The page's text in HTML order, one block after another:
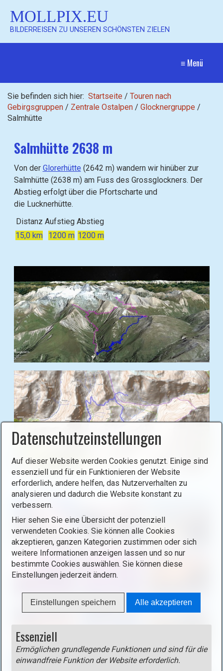
MOLLPIX.EU
BILDERREISEN ZU UNSEREN SCHÖNSTEN ZIELEN
≡ Menü
Sie befinden sich hier: Startseite / Touren nach
Gebirgsgruppen / Zentrale Ostalpen / Glocknergruppe /
Salmhütte
Salmhütte 2638 m
Von der Glorerhütte (2642 m) wandern wir hinüber zur
Salmhütte (2638 m) am Fuss des Grossglockners. Der
Abstieg erfolgt über die Pfortscharte und
die Lucknerhütte.
Distanz Aufstieg Abstieg
15,0 km
1200 m 1200 m
i
l
d
i
L
g
h
t
b
x
ö
f
f
n
n
(
n
i
i
n
L
i
g
t
b
ö
f
Datenschutzeinstellungen
Auf dieser Website werden Cookies genutzt. Einige sind
essenziell und für ein Funktionieren der Website
erforderlich, andere helfen, das Nutzerverhalten zu
analysieren und dadurch die Website konstant zu
verbessern.
Hier sehen Sie eine Übersicht der potenziell
verwendeten Cookies. Sie können alle Cookies
akzeptieren, ganzen Kategorien zustimmen oder sich
weitere Informationen anzeigen lassen und so nur
bestimmte Cookies auswählen. Sie können diese
Einstellungen jederzeit ändern.
Einstellungen speichern Alle akzeptieren
Essenziell
Ermöglichen grundlegende Funktionen und sind für die
einwandfreie Funktion der Website erforderlich.